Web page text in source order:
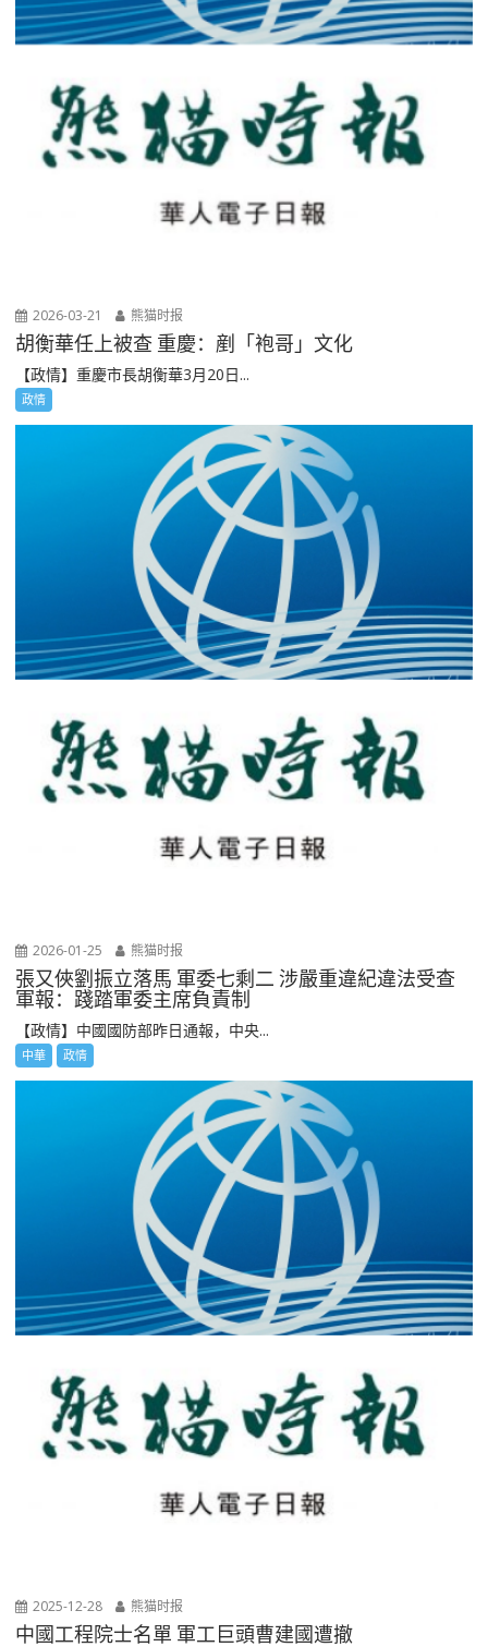
2026-03-21 熊猫时报
胡衡華任上被查 重慶：剷「袍哥」文化
【政情】重慶市長胡衡華3月20日...
政情
2026-01-25 熊猫时报
張又俠劉振立落馬 軍委七剩二 涉嚴重違紀違法受查
軍報：踐踏軍委主席負責制
【政情】中國國防部昨日通報，中央...
中華 政情
2025-12-28 熊猫时报
中國工程院士名單 軍工巨頭曹建國遭撤